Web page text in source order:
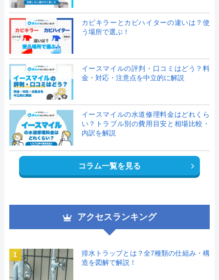
カビキラーとカビハイターの違いは？使
う場所で選ぶ！
イースマイルの評判・口コミはどう？料
金・対応・注意点を中立的に解説
イースマイルの水道修理料金はどれくら
い？トラブル別の費用目安と相場比較・
内訳を解説
コラム一覧を見る
アクセスランキング
1
排水トラップとは？全7種類の仕組み・構
造を図解で解説！